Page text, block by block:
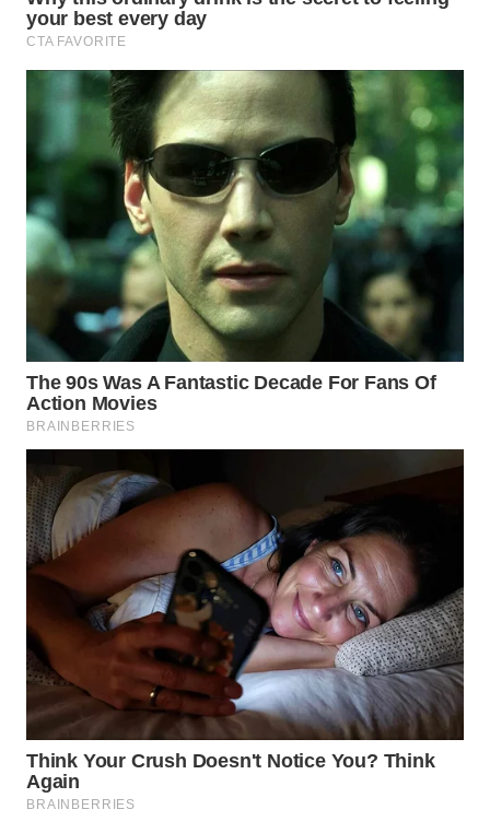
WAHANA
UMKM
WAHANA
SELEB
WAHANA
PERSONA
WAHANA
OTOMOTIF
WAHANA
HEALTH
WAHANA
DESA
LAPAK
WAHANA
Wahana
KONSUMEN
LISTRIK